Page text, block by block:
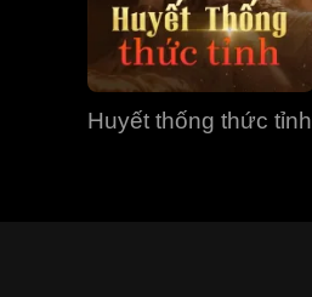
Huyết thống thức tỉnh